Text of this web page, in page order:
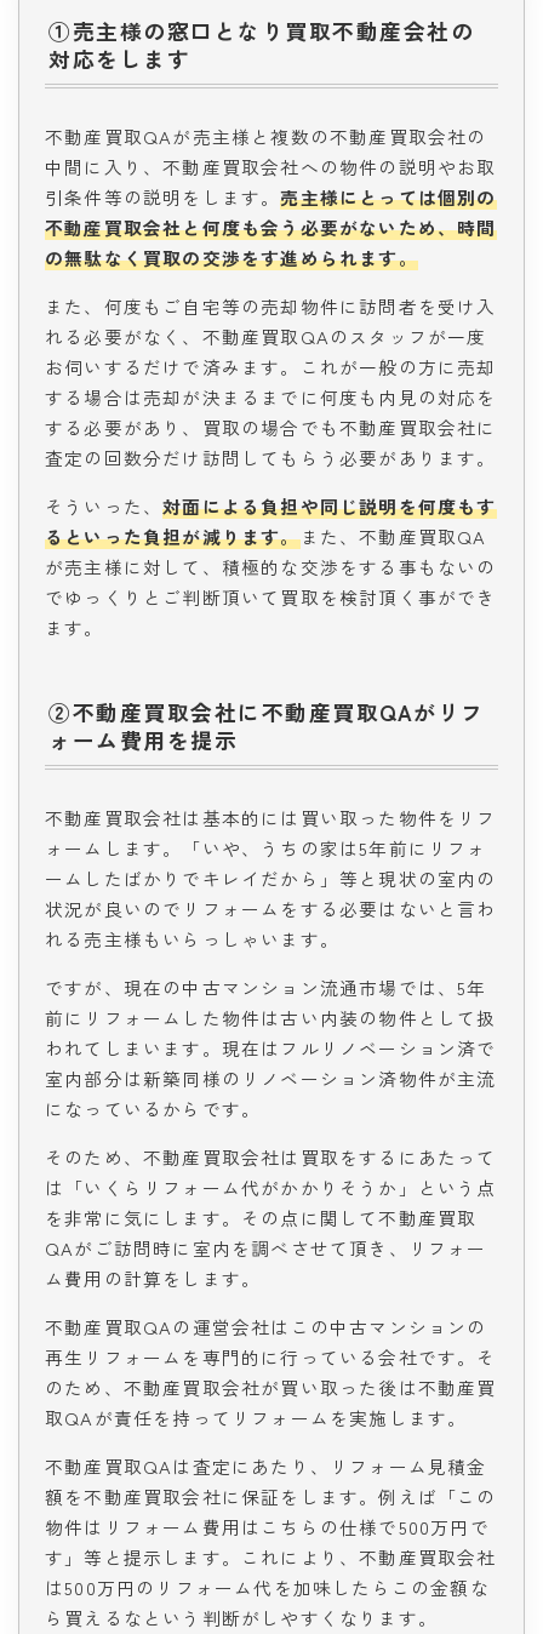
①売主様の窓口となり買取不動産会社の
対応をします
不動産買取QAが売主様と複数の不動産買取会社の
中間に入り、不動産買取会社への物件の説明やお取
引条件等の説明をします。売主様にとっては個別の
不動産買取会社と何度も会う必要がないため、時間
の無駄なく買取の交渉をす進められます。
また、何度もご自宅等の売却物件に訪問者を受け入
れる必要がなく、不動産買取QAのスタッフが一度
お伺いするだけで済みます。これが一般の方に売却
する場合は売却が決まるまでに何度も内見の対応を
する必要があり、買取の場合でも不動産買取会社に
査定の回数分だけ訪問してもらう必要があります。
そういった、対面による負担や同じ説明を何度もす
るといった負担が減ります。また、不動産買取QA
が売主様に対して、積極的な交渉をする事もないの
でゆっくりとご判断頂いて買取を検討頂く事ができ
ます。
②不動産買取会社に不動産買取QAがリフ
ォーム費用を提示
不動産買取会社は基本的には買い取った物件をリフ
ォームします。「いや、うちの家は5年前にリフォ
ームしたばかりでキレイだから」等と現状の室内の
状況が良いのでリフォームをする必要はないと言わ
れる売主様もいらっしゃいます。
ですが、現在の中古マンション流通市場では、5年
前にリフォームした物件は古い内装の物件として扱
われてしまいます。現在はフルリノベーション済で
室内部分は新築同様のリノベーション済物件が主流
になっているからです。
そのため、不動産買取会社は買取をするにあたって
は「いくらリフォーム代がかかりそうか」という点
を非常に気にします。その点に関して不動産買取
QAがご訪問時に室内を調べさせて頂き、リフォー
ム費用の計算をします。
不動産買取QAの運営会社はこの中古マンションの
再生リフォームを専門的に行っている会社です。そ
のため、不動産買取会社が買い取った後は不動産買
取QAが責任を持ってリフォームを実施します。
不動産買取QAは査定にあたり、リフォーム見積金
額を不動産買取会社に保証をします。例えば「この
物件はリフォーム費用はこちらの仕様で500万円で
す」等と提示します。これにより、不動産買取会社
は500万円のリフォーム代を加味したらこの金額な
ら買えるなという判断がしやすくなります。